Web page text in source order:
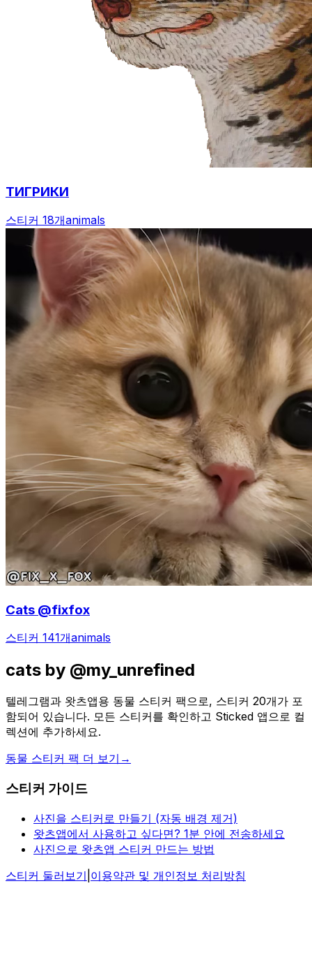
ТИГРИКИ
스티커 18개animals
Cats @fixfox
스티커 141개animals
cats by @my_unrefined
텔레그램과 왓츠앱용 동물 스티커 팩으로, 스티커 20개가 포
함되어 있습니다. 모든 스티커를 확인하고 Sticked 앱으로 컬
렉션에 추가하세요.
동물 스티커 팩 더 보기 →
스티커 가이드
사진을 스티커로 만들기 (자동 배경 제거)
왓츠앱에서 사용하고 싶다면? 1분 안에 전송하세요
사진으로 왓츠앱 스티커 만드는 방법
스티커 둘러보기 이용약관 및 개인정보 처리방침